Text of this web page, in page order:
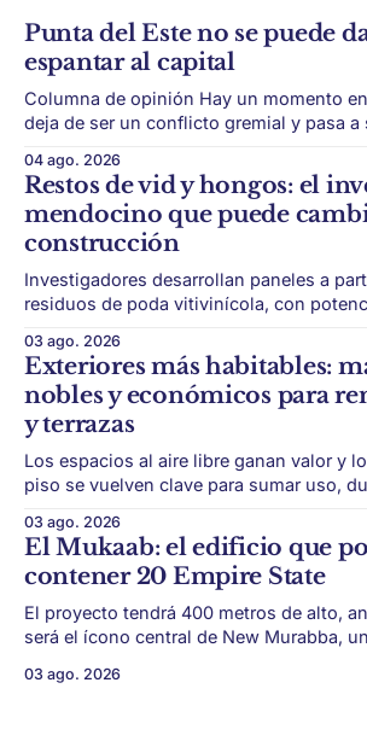
Punta del Este no se puede
espantar al capital
Columna de opinión Hay un momento en que un problema
deja de ser un conflicto gremial y pasa a
sin rodeos: lo que está en juego en Punta
una obra, ni una temporada,
04 ago. 2026
Restos de vid y hongos: el
mendocino que puede
construcción
Investigadores desarrollan paneles a
residuos de poda vitivinícola, con
puede convertir un residuo vitivinícola en
construcción. El desarrollo parte de restos de poda de vid
y micelio, la parte vegetativa de los
03 ago. 2026
Exteriores más habitables:
nobles y económicos para
y terrazas
Los espacios al aire libre ganan valor y
piso se vuelven clave para sumar uso,
y terrazas se volvieron protagonistas de
Después de años en los que el exterior
plus,
03 ago. 2026
El Mukaab: el edificio que
contener 20 Empire State
El proyecto tendrá 400 metros de alto,
será el ícono central de New Murabba,
avanza con una de las obras más
03 ago. 2026